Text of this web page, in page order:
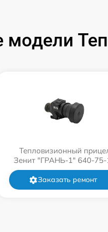
Тепловизионный
Зенит "ГРАНЬ-1" 640-75-
Заказать ремонт